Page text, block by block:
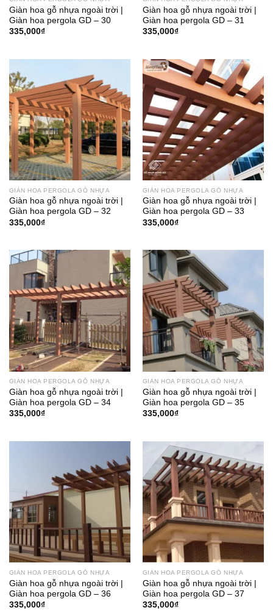
Giàn hoa gỗ nhựa ngoài trời |
Giàn hoa pergola GD – 30
335,000₫
Giàn hoa gỗ nhựa ngoài trời |
Giàn hoa pergola GD – 31
335,000₫
GIÀN HOA PERGOLA GỖ NHỰA
Giàn hoa gỗ nhựa ngoài trời |
Giàn hoa pergola GD – 32
335,000₫
GIÀN HOA PERGOLA GỖ NHỰA
Giàn hoa gỗ nhựa ngoài trời |
Giàn hoa pergola GD – 33
335,000₫
GIÀN HOA PERGOLA GỖ NHỰA
Giàn hoa gỗ nhựa ngoài trời |
Giàn hoa pergola GD – 34
335,000₫
GIÀN HOA PERGOLA GỖ NHỰA
Giàn hoa gỗ nhựa ngoài trời |
Giàn hoa pergola GD – 35
335,000₫
GIÀN HOA PERGOLA GỖ NHỰA
Giàn hoa gỗ nhựa ngoài trời |
Giàn hoa pergola GD – 36
335,000₫
GIÀN HOA PERGOLA GỖ NHỰA
Giàn hoa gỗ nhựa ngoài trời |
Giàn hoa pergola GD – 37
335,000₫